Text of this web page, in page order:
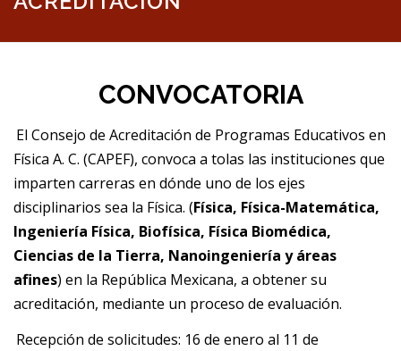
REQUISITOS PARA LA ACREDITACIÓN EVENTOS
CONVOCATORIA
El Consejo de Acreditación de Programas Educativos en
Física A. C. (CAPEF), convoca a tolas las instituciones que
imparten carreras en dónde uno de los ejes
disciplinarios sea la Física. (Física, Física-Matemática,
Ingeniería Física, Biofísica, Física Biomédica,
Ciencias de la Tierra, Nanoingeniería y áreas
afines) en la República Mexicana, a obtener su
acreditación, mediante un proceso de evaluación.
Recepción de solicitudes: 16 de enero al 11 de